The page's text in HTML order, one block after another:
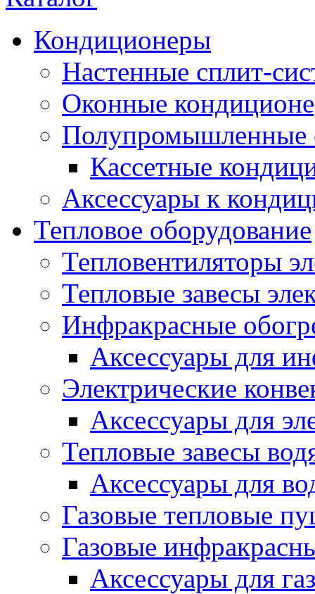
Кондиционеры
Настенные сплит-
Оконные
Полупромышленные
Кассетные
Аксессуары к
Тепловое оборудование
Тепловентиляторы
Тепловые завесы
Инфракрасные
Аксессуары для
Электрические
Аксессуары для
Тепловые завесы
Аксессуары для
Газовые тепловые
Газовые
Аксессуары для